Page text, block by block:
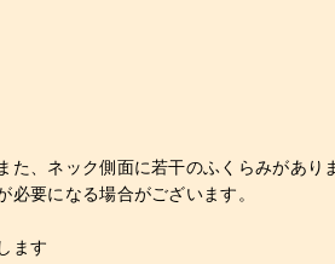
、ネック側面に若干のふくらみがあり
要になる場合がございます。
ます